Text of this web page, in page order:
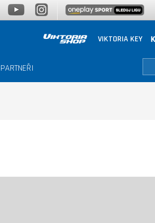
VIKTORIA KEY
PARTNEŘI